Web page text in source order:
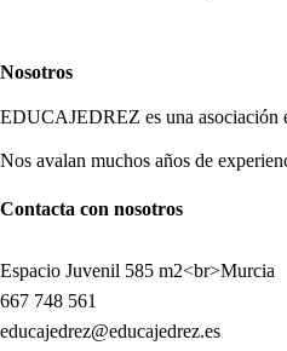
Nosotros
EDUCAJEDREZ es una asociación
Nos avalan muchos años de
Contacta con nosotros
Espacio Juvenil 585 m2<br>Murcia
667 748 561
educajedrez@educajedrez.es